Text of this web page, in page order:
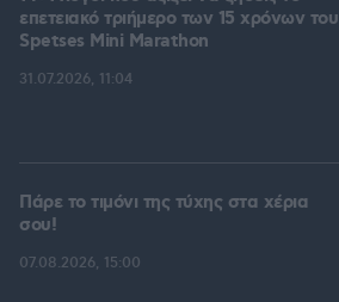
επετειακό τριήμερο των 15 χρόνων του
Spetses Mini Marathon
31.07.2026, 11:04
Πάρε το τιμόνι της τύχης στα χέρια
σου!
07.08.2026, 15:00